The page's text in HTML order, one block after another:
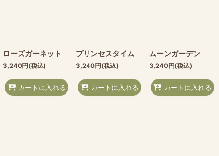
ローズガーネット
3,240円(税込)
カートに入れる
プリンセスタイム
3,240円(税込)
カートに入れる
ムーンガーデン
3,240円(税込)
カートに入れる